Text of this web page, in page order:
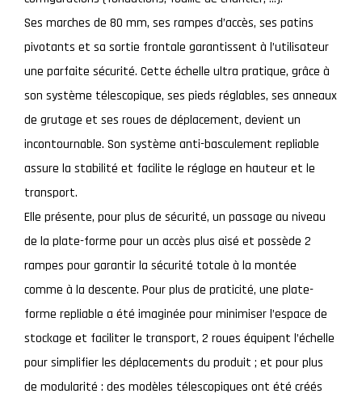
Ses marches de 80 mm, ses rampes d’accès, ses patins
pivotants et sa sortie frontale garantissent à l’utilisateur
une parfaite sécurité. Cette échelle ultra pratique, grâce à
son système télescopique, ses pieds réglables, ses anneaux
de grutage et ses roues de déplacement, devient un
incontournable. Son système anti-basculement repliable
assure la stabilité et facilite le réglage en hauteur et le
transport.
Elle présente, pour plus de sécurité, un passage au niveau
de la plate-forme pour un accès plus aisé et possède 2
rampes pour garantir la sécurité totale à la montée
comme à la descente. Pour plus de praticité, une plate-
forme repliable a été imaginée pour minimiser l’espace de
stockage et faciliter le transport, 2 roues équipent l’échelle
pour simplifier les déplacements du produit ; et pour plus
de modularité : des modèles télescopiques ont été créés